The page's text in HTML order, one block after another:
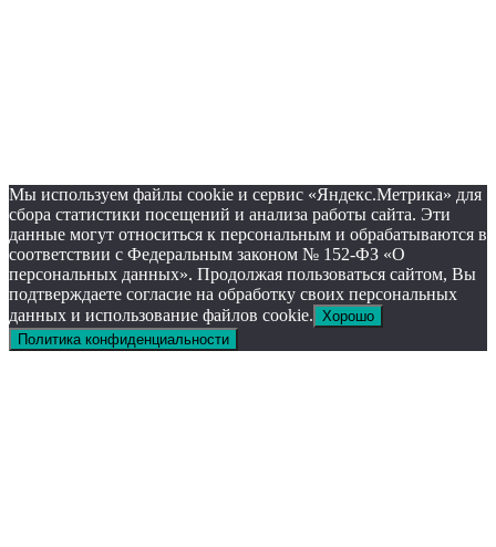
Мы используем файлы cookie и сервис «Яндекс.Метрика» для
сбора статистики посещений и анализа работы сайта. Эти
данные могут относиться к персональным и обрабатываются в
соответствии с Федеральным законом № 152-ФЗ «О
персональных данных». Продолжая пользоваться сайтом, Вы
подтверждаете согласие на обработку своих персональных
данных и использование файлов cookie. Хорошо
Политика конфиденциальности